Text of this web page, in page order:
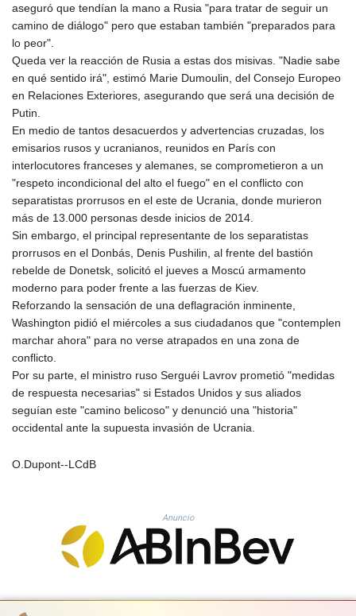
MXN 19.839187
MYR 4.713377
NAD 18.793287
NGN 1570.218621
NIO 42.399764
NPR 175.441856
NZD 1.96294
OMR 0.443115
PAB 1.152181
PEN 3.894648
PGK 5.090567
PHP 70.070805
PKR 319.87712
PLN 4.300443
PYG 6853.617163
QAR 4.211823
RON 5.256075
RSD 117.326118
RWF 1692.588862
SAR 4.32768
SBD 9.298537
SCR 16.618402
SOS 658.506319
SRD 43.640038
STD 23853.821162
SZL 18.777732
aseguró que tendían la mano a Rusia "para tratar de seguir un
camino de diálogo" pero que estaban también "preparados para
lo peor".
Queda ver la reacción de Rusia a estas dos misivas. "Nadie sabe
en qué sentido irá", estimó Marie Dumoulin, del Consejo Europeo
en Relaciones Exteriores, asegurando que será una decisión de
Putin.
En medio de tantos desacuerdos y advertencias cruzadas, los
emisarios rusos y ucranianos, reunidos en París con
interlocutores franceses y alemanes, se comprometieron a un
"respeto incondicional del alto el fuego" en el conflicto con
separatistas prorrusos en el este de Ucrania, donde murieron
más de 13.000 personas desde inicios de 2014.
Sin embargo, el principal representante de los separatistas
prorrusos en el Donbás, Denis Pushilin, al frente del bastión
rebelde de Donetsk, solicitó el jueves a Moscú armamento
moderno para poder frente a las fuerzas de Kiev.
Reforzando la sensación de una deflagración inminente,
Washington pidió el miércoles a sus ciudadanos que "contemplen
marchar ahora" para no verse atrapados en una zona de
conflicto.
Por su parte, el ministro ruso Serguéi Lavrov prometió "medidas
de respuesta necesarias" si Estados Unidos y sus aliados
seguían este "camino belicoso" y denunció una "historia"
occidental ante la supuesta invasión de Ucrania.
O.Dupont--LCdB
Anuncio